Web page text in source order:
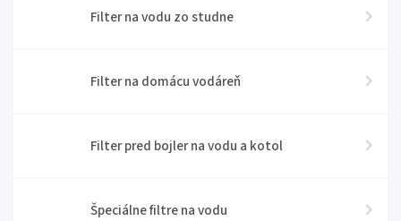
Filter na vodu zo studne
Filter na domácu vodáreň
Filter pred bojler na vodu a kotol
Špeciálne filtre na vodu